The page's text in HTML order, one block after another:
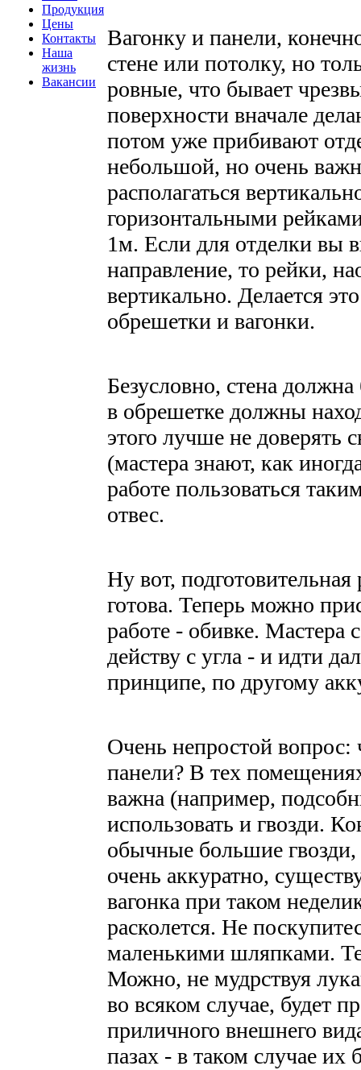
Продукция
Цены
Контакты
Наша
жизнь
Вакансии
Вагонку и панели,
стене или потолку, но
ровные, что бывает
поверхности вначале
потом уже прибивают
небольшой, но очень
располагаться
горизонтальными
1м. Если для отделки вы
направление, то рейки,
вертикально. Делается
обрешетки и вагонки.
Безусловно, стена
в обрешетке должны
этого лучше не доверять
(мастера знают, как
работе пользоваться
отвес.
Ну вот,
готова. Теперь можно
работе - обивке. Мастера
действу с угла - и идти
принципе, по другому
Очень непростой вопрос:
панели? В тех
важна (например,
использовать и гвозди.
обычные большие гвозди,
очень аккуратно,
вагонка при таком
расколется. Не
маленькими шляпками.
Можно, не мудрствуя
во всяком случае, будет
приличного внешнего
пазах - в таком случае их